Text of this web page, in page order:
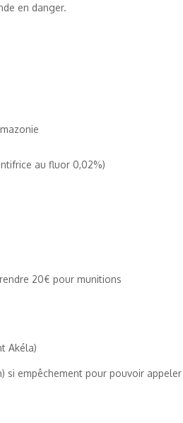
en danger.
au fluor 0,02%)
20€ pour munitions
Akéla)
si empêchement pour pouvoir appeler